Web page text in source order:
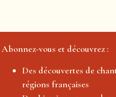
Abonnez-vous et découvrez :
Des découvertes de
régions françaises